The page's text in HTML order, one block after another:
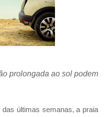
prolongada ao sol podem
últimas semanas, a praia